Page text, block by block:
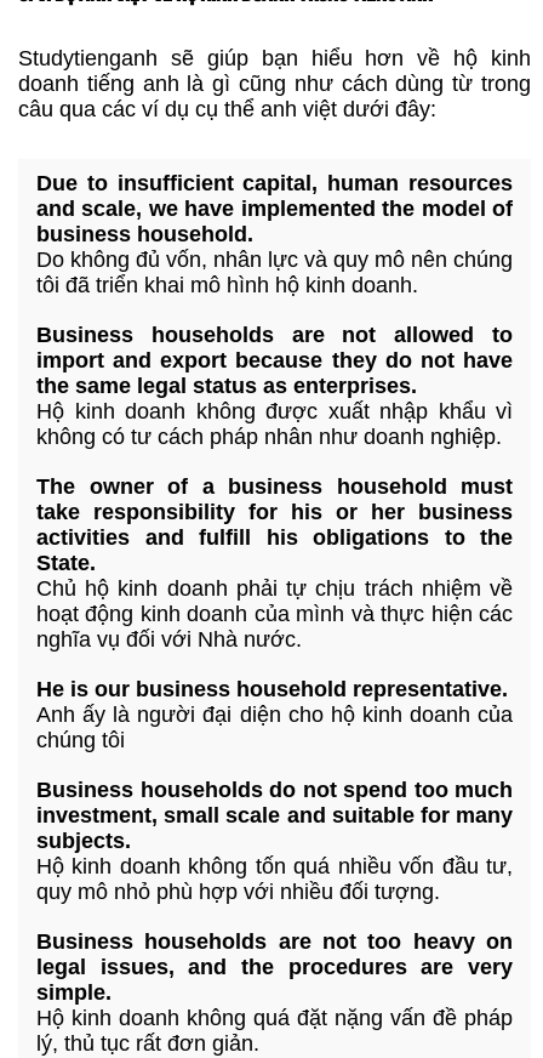
Studytienganh sẽ giúp bạn hiểu hơn về hộ kinh
doanh tiếng anh là gì cũng như cách dùng từ trong
câu qua các ví dụ cụ thể anh việt dưới đây:
Due to insufficient capital, human resources
and scale, we have implemented the model of
business household.
Do không đủ vốn, nhân lực và quy mô nên chúng
tôi đã triển khai mô hình hộ kinh doanh.
Business households are not allowed to
import and export because they do not have
the same legal status as enterprises.
Hộ kinh doanh không được xuất nhập khẩu vì
không có tư cách pháp nhân như doanh nghiệp.
The owner of a business household must
take responsibility for his or her business
activities and fulfill his obligations to the
State.
Chủ hộ kinh doanh phải tự chịu trách nhiệm về
hoạt động kinh doanh của mình và thực hiện các
nghĩa vụ đối với Nhà nước.
He is our business household representative.
Anh ấy là người đại diện cho hộ kinh doanh của
chúng tôi
Business households do not spend too much
investment, small scale and suitable for many
subjects.
Hộ kinh doanh không tốn quá nhiều vốn đầu tư,
quy mô nhỏ phù hợp với nhiều đối tượng.
Business households are not too heavy on
legal issues, and the procedures are very
simple.
Hộ kinh doanh không quá đặt nặng vấn đề pháp
lý, thủ tục rất đơn giản.